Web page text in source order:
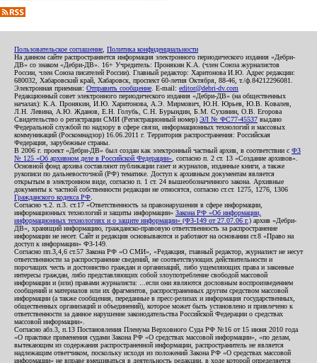
Пользовательское соглашение Политика конфиденциальности
На данном сайте распространяется информация электронного периодического издания «Дебри-
ДВ» со знаком «Дебри-ДВ». 16+ Учредитель: Пронякин К.А. (член Союза журналистов
России, член Союза писателей России). Главный редактор: Харитонова И.Ю. Адрес редакции:
680032, Хабаровский край, Хабаровск, проспект 60-летия Октября, 88-46, т./ф.84212296081.
Электронная приемная: Отправить сообщение . E-mail: editor@debri-dv.com
Редакционный совет электронного периодического издания «Дебри-ДВ» (на общественных
началах): К.А. Пронякин, И.Ю. Харитонова, А.Э. Мирмович, Ю.Н. Юрьев, Ю.В. Ковалев,
Л.Н. Левина, А.Ю. Жданов, Е.Н. Голубь, С.Н. Бурындин, Б.М. Сухинин, О.В. Егорова
Свидетельство о регистрации СМИ (Регистрационный номер) ЭЛ № ФС77-45537 выдано
Федеральной службой по надзору в сфере связи, информационных технологий и массовых
коммуникаций (Роскомнадзор) 16.06.2011 г. Территория распространения: Российская
Федерация, зарубежные страны.
В 2006 г. проект «Дебри-ДВ» был создан как электронный частный архив, в соответствии с ФЗ
№ 125 «Об архивном деле в Российской Федерации» , согласно п. 2 ст. 13 «Создание архивов».
Основной фонд архива составляют публикации газет и журналов, изданные книги, а также
рукописи по дальневосточной (РФ) тематике. Доступ к архивным документам является
открытым в электронном виде, согласно п. 1 ст. 24 вышеобозначенного закона. Архивные
документы к частной собственности редакции не относятся, согласно ст.ст. 1275, 1276, 1306
Гражданского кодекса РФ
Согласно ч.2. п.3. ст.17 «Ответственность за правонарушения в сфере информации,
информационных технологий и защиты информации» Закона РФ «Об информации,
информационных технологиях и о защите информации» (ФЗ-149 от 27.07.06 г.) архив «Дебри-
ДВ», хранящий информацию, гражданско-правовую ответственность за распространение
информации не несет. Сайт и редакция основываются и работают на основании ст.8 «Право на
доступ к информации» ФЗ-149.
Согласно пп.3,4,6 ст.57 Закона РФ «О СМИ», «Редакция, главный редактор, журналист не несут
ответственности за распространение сведений, не соответствующих действительности и
порочащих честь и достоинство граждан и организаций, либо ущемляющих права и законные
интересы граждан, либо представляющих собой злоупотребление свободой массовой
информации и (или) правами журналиста: ...если они являются дословным воспроизведением
сообщений и материалов или их фрагментов, распространенных другим средством массовой
информации (а также сообщения, переданные в пресс-релизах и информация государственных,
общественных организаций и объединений), которое может быть установлено и привлечено к
ответственности за данное нарушение законодательства Российской Федерации о средствах
массовой информации».
Согласно абз.3, п.13 Постановления Пленума Верховного Суда РФ №16 от 15 июня 2010 года
«О практике применения судами Закона РФ «О средствах массовой информации», «по делам,
вытекающим из содержания распространенной информации, распространитель не является
надлежащим ответчиком, поскольку исходя из положений Закона РФ «О средствах массовой
информации» не вправе вмешиваться в деятельность редакции, в ходе которой определяется